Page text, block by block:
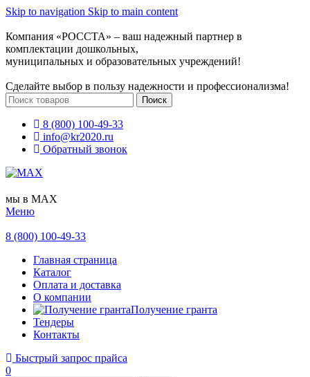
Skip to navigation Skip to main content
Компания «РОССТА» – ваш надежный партнер в
комплектации дошкольных,
муниципальных и образовательных учреждений!
Сделайте выбор в пользу надежности и профессионализма!
Поиск
8 (800) 100-49-33
info@kr2020.ru
Обратный звонок
мы в MAX
Меню
8 (800) 100-49-33
Главная страница
Каталог
Оплата и доставка
О компании
Получение гранта
Тендеры
Контакты
Быстрый запрос прайса
0